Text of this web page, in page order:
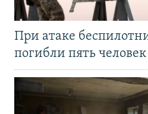
При атаке
погибли пять человек